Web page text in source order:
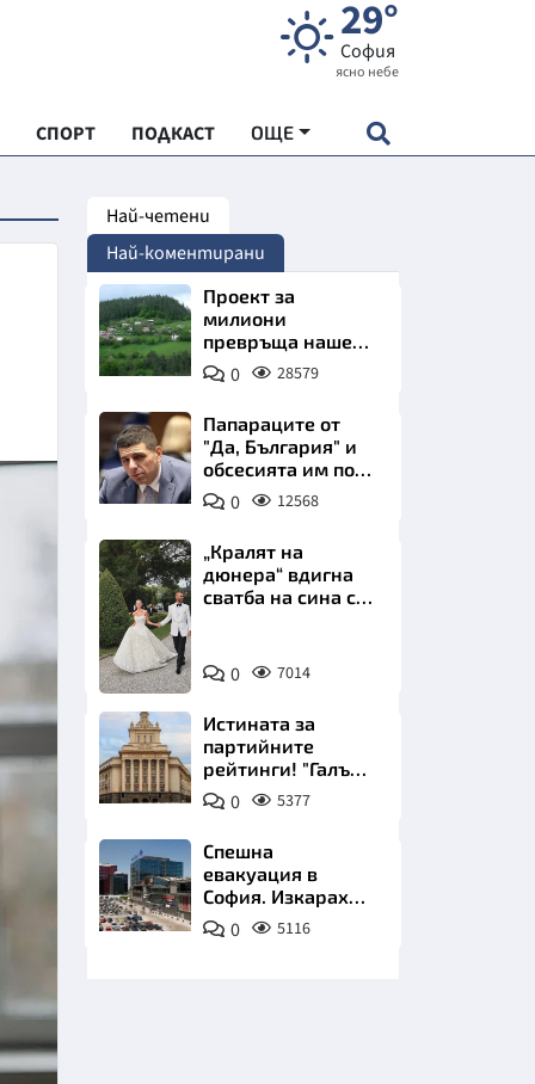
29°
София
ясно небе
СПОРТ ПОДКАСТ ОЩЕ
"ЧУДЕСАТА НА БЪЛГАРИЯ"
ХРАНА
Най-четени
Най-коментирани
Проект за
милиони
превръща наше
село в магнит за
туристи
0 28579
Папараците от
"Да, България" и
обсесията им по
Пеевски
0 12568
Снимка:
Инстаграм
„Кралят на
дюнера“ вдигна
сватба на сина си
Комо
0 7014
Истината за
партийните
рейтинги! "Галъп"
разби митовете
0 5377
Спешна
евакуация в
София. Изкараха
хиляди на
улицата
0 5116